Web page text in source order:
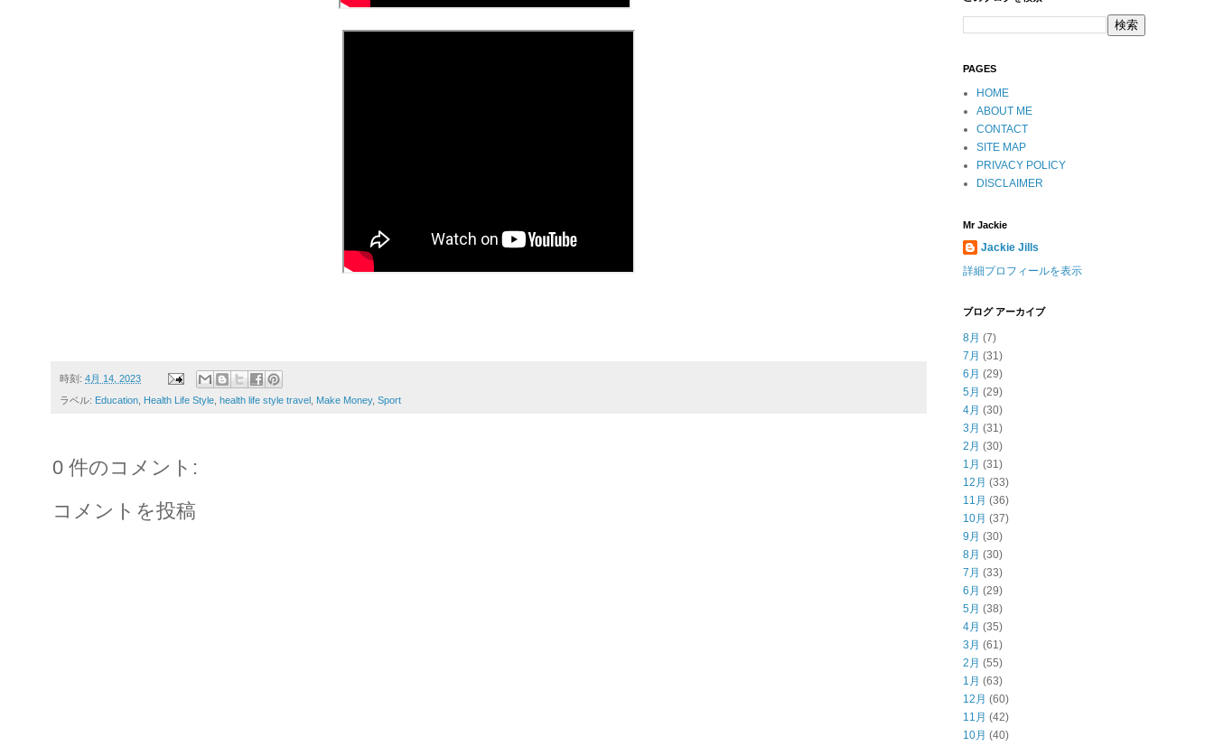
時刻: 4月 14, 2023
ラベル: Education Health Life Style health life style travel Make Money, Sport
0 件のコメント:
コメントを投稿
PAGES
HOME
ABOUT ME
CONTACT
SITE MAP
PRIVACY POLICY
DISCLAIMER
Mr Jackie
Jackie Jills
詳細プロフィールを表示
ブログ アーカイブ
8月 (7)
7月 (31)
6月 (29)
5月 (29)
4月 (30)
3月 (31)
2月 (30)
1月 (31)
12月 (33)
11月 (36)
10月 (37)
9月 (30)
8月 (30)
7月 (33)
6月 (29)
5月 (38)
4月 (35)
3月 (61)
2月 (55)
1月 (63)
12月 (60)
11月 (42)
10月 (40)